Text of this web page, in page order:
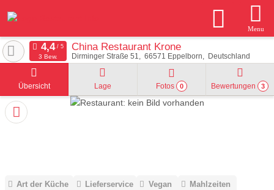
Menu
China Restaurant Krone
Dirminger Straße 51 66571 Eppelborn Deutschland
3 Bew.
Übersicht Lage Fotos 0 Bewertungen 3
Art der Küche Lieferservice Vegan
Mahlzeiten